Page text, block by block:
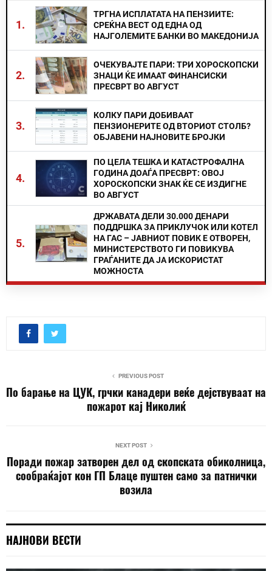
1.
ТРГНА ИСПЛАТАТА НА ПЕНЗИИТЕ:
СРЕЌНА ВЕСТ ОД ЕДНА ОД
НАЈГОЛЕМИТЕ БАНКИ ВО МАКЕДОНИЈА
2.
ОЧЕКУВАЈТЕ ПАРИ: ТРИ ХОРОСКОПСКИ
ЗНАЦИ ЌЕ ИМААТ ФИНАНСИСКИ
ПРЕСВРТ ВО АВГУСТ
3.
КОЛКУ ПАРИ ДОБИВААТ
ПЕНЗИОНЕРИТЕ ОД ВТОРИОТ СТОЛБ?
ОБЈАВЕНИ НАЈНОВИТЕ БРОЈКИ
4.
ПО ЦЕЛА ТЕШКА И КАТАСТРОФАЛНА
ГОДИНА ДОАЃА ПРЕСВРТ: ОВОЈ
ХОРОСКОПСКИ ЗНАК ЌЕ СЕ ИЗДИГНЕ
ВО АВГУСТ
5.
ДРЖАВАТА ДЕЛИ 30.000 ДЕНАРИ
ПОДДРШКА ЗА ПРИКЛУЧОК ИЛИ КОТЕЛ
НА ГАС – ЈАВНИОТ ПОВИК Е ОТВОРЕН,
МИНИСТЕРСТВОТО ГИ ПОВИКУВА
ГРАЃАНИТЕ ДА ЈА ИСКОРИСТАТ
МОЖНОСТА
PREVIOUS POST
По барање на ЦУК, грчки канадери веќе дејствуваат на
пожарот кај Николиќ
NEXT POST
Поради пожар затворен дел од скопската обиколница,
сообраќајот кон ГП Блаце пуштен само за патнички
возила
НАЈНОВИ ВЕСТИ